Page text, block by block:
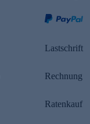
Lastschrift
Rechnung
Ratenkauf